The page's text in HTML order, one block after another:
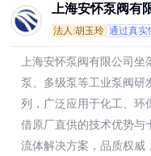
上海安怀泵阀有
法人:胡玉玲 通过真实
上海安怀泵阀有限公司坐
泵、多级泵等工业泵阀研
列，广泛应用于化工、环
借原厂直供的技术优势与
流体解决方案，品质权威